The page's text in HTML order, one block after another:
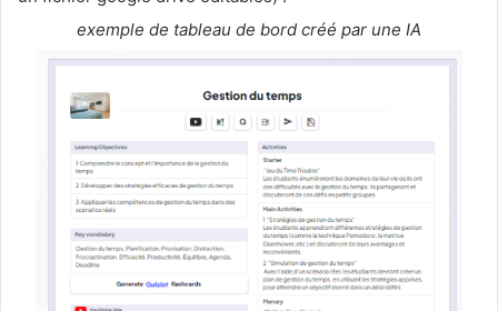
exemple de tableau de bord créé par une IA